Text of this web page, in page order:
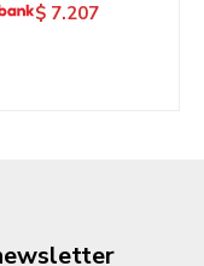
$ 7.207